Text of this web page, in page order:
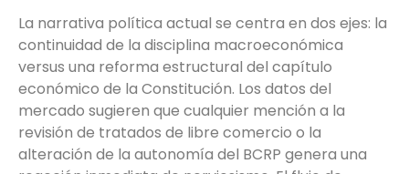
La narrativa política actual se centra en dos ejes: la
continuidad de la disciplina macroeconómica
versus una reforma estructural del capítulo
económico de la Constitución. Los datos del
mercado sugieren que cualquier mención a la
revisión de tratados de libre comercio o la
alteración de la autonomía del BCRP genera una